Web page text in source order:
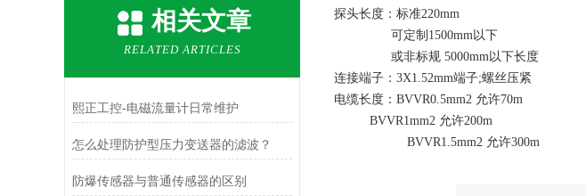
相关文章
RELATED ARTICLES
熙正工控-电磁流量计日常维护
怎么处理防护型压力变送器的滤波？
防爆传感器与普通传感器的区别
探头长度：标准220mm
可定制1500mm以下
或非标规 5000mm以下长度
连接端子：3X1.52mm端子;螺丝压紧
电缆长度：BVVR0.5mm2 允许70m
BVVR1mm2 允许200m
BVVR1.5mm2 允许300m